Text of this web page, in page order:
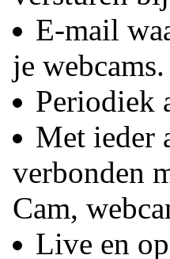
E-mail
je webcams.
Periodiek
Met ieder
verbonden
Cam,
Live en